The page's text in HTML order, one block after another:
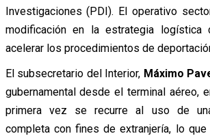
Investigaciones (PDI). El operativo
modificación en la estrategia logística
acelerar los procedimientos de
El subsecretario del Interior, Máximo
gubernamental desde el terminal aéreo,
primera vez se recurre al uso de
completa con fines de extranjería, lo